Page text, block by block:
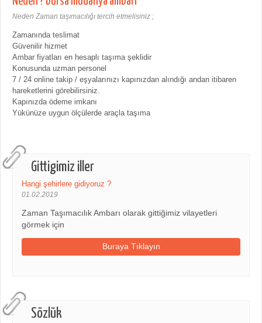
Gittigimiz iller
Hangi şehirlere gidiyoruz ?
01.02.2019
Zaman Taşımacılık Ambarı olarak gittiğimiz vilayetleri
görmek için
Buraya Tıklayın
Sözlük
Neden Zaman taşımacılığı tercih etmelisiniz ;
Zamanında teslimat
Güvenilir hizmet
Ambar fiyatları en hesaplı taşıma şeklidir
Konusunda uzman personel
7 / 24 online takip / eşyalarınızı kapınızdan alındığı andan itibaren
hareketlerini görebilirsiniz.
Kapınızda ödeme imkanı
Yükünüze uygun ölçülerde araçla taşıma